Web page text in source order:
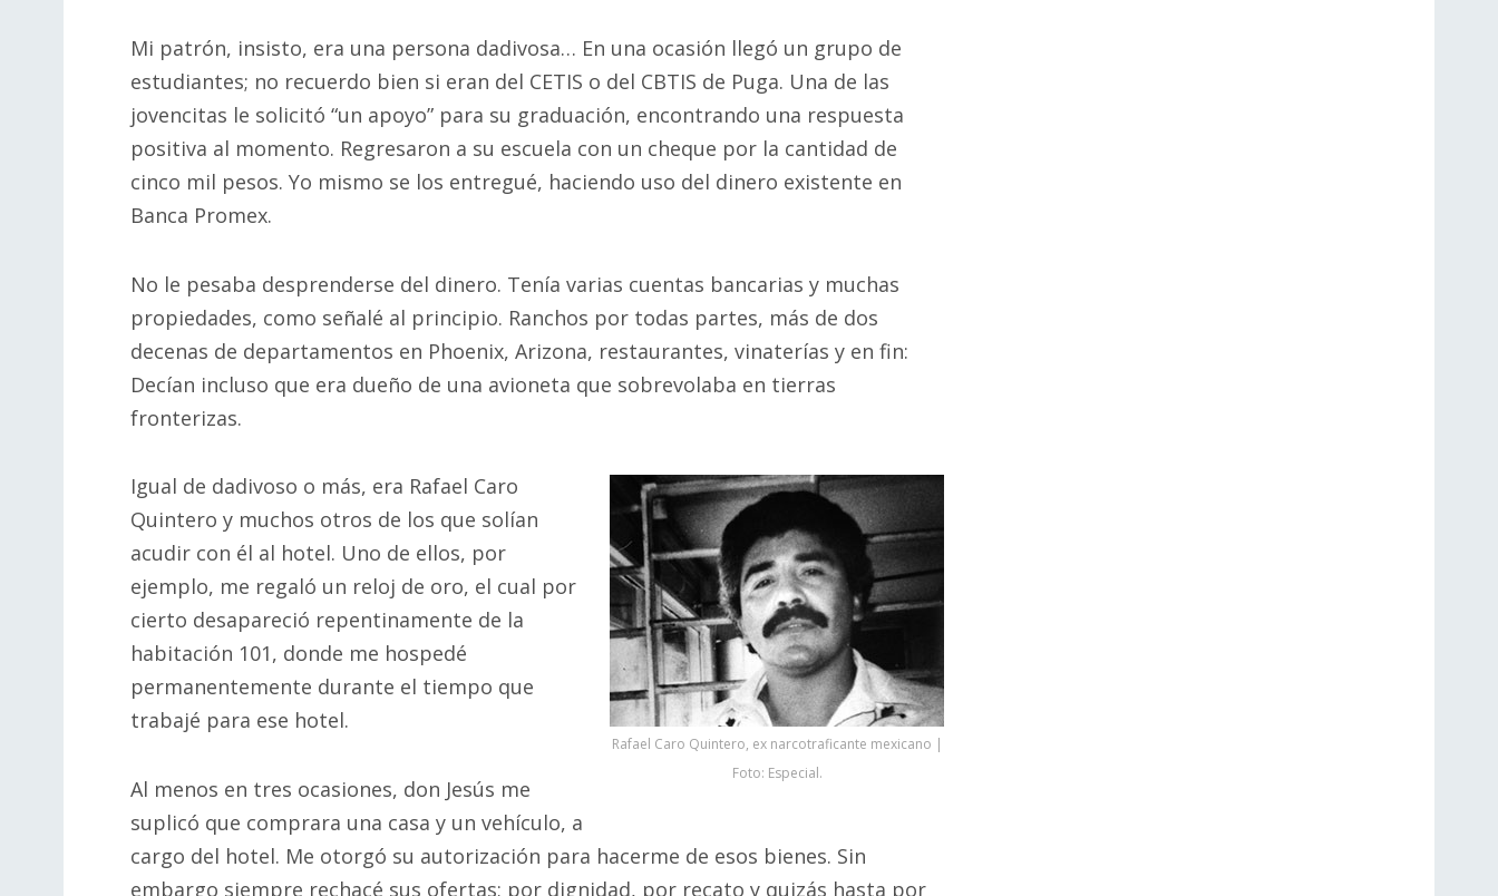
Mi patrón, insisto, era una persona dadivosa… En una ocasión llegó un grupo de
estudiantes; no recuerdo bien si eran del CETIS o del CBTIS de Puga. Una de las
jovencitas le solicitó “un apoyo” para su graduación, encontrando una respuesta
positiva al momento. Regresaron a su escuela con un cheque por la cantidad de
cinco mil pesos. Yo mismo se los entregué, haciendo uso del dinero existente en
Banca Promex.
No le pesaba desprenderse del dinero. Tenía varias cuentas bancarias y muchas
propiedades, como señalé al principio. Ranchos por todas partes, más de dos
decenas de departamentos en Phoenix, Arizona, restaurantes, vinaterías y en fin:
Decían incluso que era dueño de una avioneta que sobrevolaba en tierras
fronterizas.
Rafael Caro Quintero, ex narcotraficante mexicano |
Foto: Especial.
Igual de dadivoso o más, era Rafael Caro
Quintero y muchos otros de los que solían
acudir con él al hotel. Uno de ellos, por
ejemplo, me regaló un reloj de oro, el cual por
cierto desapareció repentinamente de la
habitación 101, donde me hospedé
permanentemente durante el tiempo que
trabajé para ese hotel.
Al menos en tres ocasiones, don Jesús me
suplicó que comprara una casa y un vehículo, a
cargo del hotel. Me otorgó su autorización para hacerme de esos bienes. Sin
embargo siempre rechacé sus ofertas; por dignidad, por recato y quizás hasta por